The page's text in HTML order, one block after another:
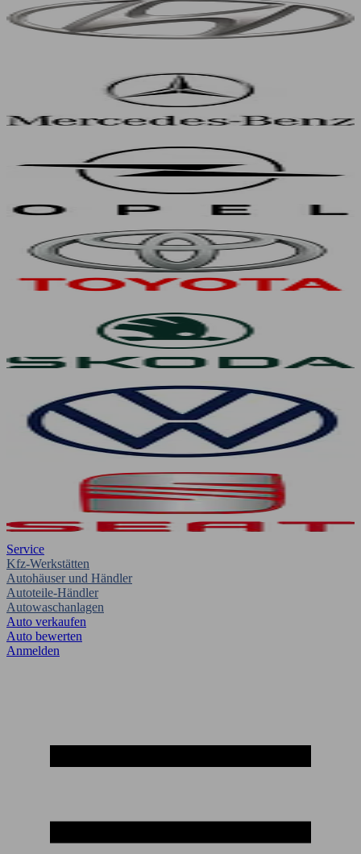
Service
Kfz-Werkstätten
Autohäuser und Händler
Autoteile-Händler
Autowaschanlagen
Auto verkaufen
Auto bewerten
Anmelden